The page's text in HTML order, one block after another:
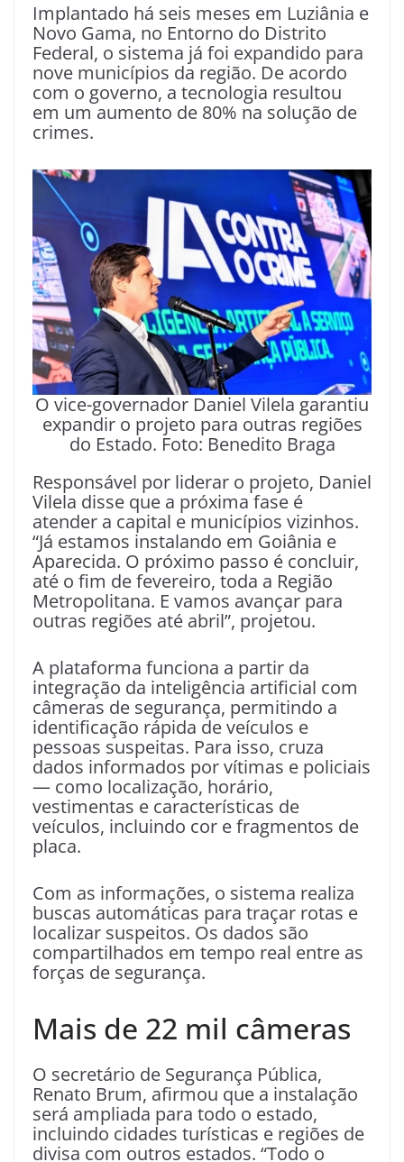
Implantado há seis meses em Luziânia e
Novo Gama, no Entorno do Distrito
Federal, o sistema já foi expandido para
nove municípios da região. De acordo
com o governo, a tecnologia resultou
em um aumento de 80% na solução de
crimes.
O vice-governador Daniel Vilela garantiu
expandir o projeto para outras regiões
do Estado. Foto: Benedito Braga
Responsável por liderar o projeto, Daniel
Vilela disse que a próxima fase é
atender a capital e municípios vizinhos.
“Já estamos instalando em Goiânia e
Aparecida. O próximo passo é concluir,
até o fim de fevereiro, toda a Região
Metropolitana. E vamos avançar para
outras regiões até abril”, projetou.
A plataforma funciona a partir da
integração da inteligência artificial com
câmeras de segurança, permitindo a
identificação rápida de veículos e
pessoas suspeitas. Para isso, cruza
dados informados por vítimas e policiais
— como localização, horário,
vestimentas e características de
veículos, incluindo cor e fragmentos de
placa.
Com as informações, o sistema realiza
buscas automáticas para traçar rotas e
localizar suspeitos. Os dados são
compartilhados em tempo real entre as
forças de segurança.
Mais de 22 mil câmeras
O secretário de Segurança Pública,
Renato Brum, afirmou que a instalação
será ampliada para todo o estado,
incluindo cidades turísticas e regiões de
divisa com outros estados. “Todo o